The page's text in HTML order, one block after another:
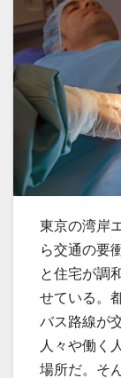
東京の湾岸
ら交通の要
と住宅が調
せている。
バス路線が
人々や働く
場所だ。そ